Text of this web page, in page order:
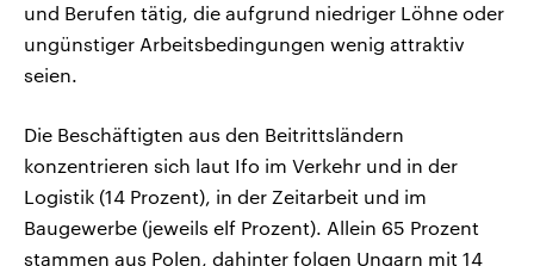
und Berufen tätig, die aufgrund niedriger Löhne oder
ungünstiger Arbeitsbedingungen wenig attraktiv
seien.
Die Beschäftigten aus den Beitrittsländern
konzentrieren sich laut Ifo im Verkehr und in der
Logistik (14 Prozent), in der Zeitarbeit und im
Baugewerbe (jeweils elf Prozent). Allein 65 Prozent
stammen aus Polen, dahinter folgen Ungarn mit 14